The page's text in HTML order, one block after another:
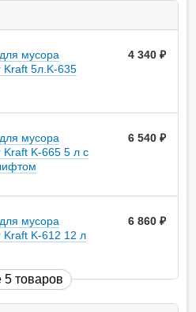
мусора
Kraft 5л.K-635
4 340
мусора
Kraft K-665 5 л с
6 540
мусора
Kraft K-612 12 л
6 860
товаров